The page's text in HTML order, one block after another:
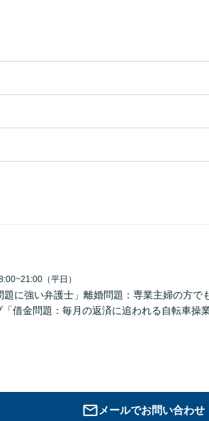
（平日）
題に強い弁護士」離婚問題：専業主婦の方で
借金問題：毎月の返済に追われる自転車操
メールでお問い合わせ